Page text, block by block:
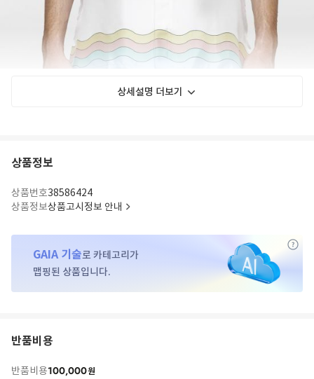
상세설명 더보기
상품정보
상품번호38586424
상품정보상품고시정보 안내
GAIA 기술로 카테고리가
맵핑된 상품입니다.
반품비용
반품비용100,000원